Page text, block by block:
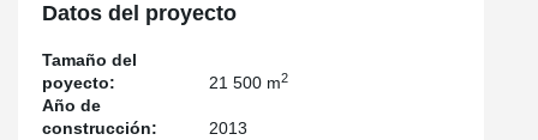
Datos del proyecto
Tamaño del
poyecto:
21 500 m2
Año de
construcción:
2013